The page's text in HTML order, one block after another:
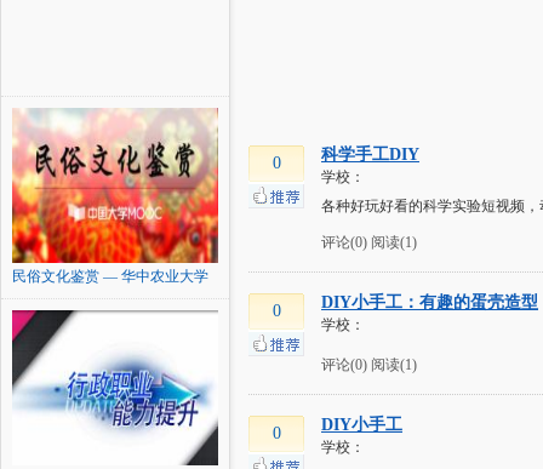
民俗文化鉴赏 — 华中农业大学
0 科学手工DIY
学校：
各种好玩好看的科学实验短视频
评论(0) 阅读(1)
0 DIY小手工：有趣的蛋壳造型
学校：
评论(0) 阅读(1)
0 DIY小手工
学校：